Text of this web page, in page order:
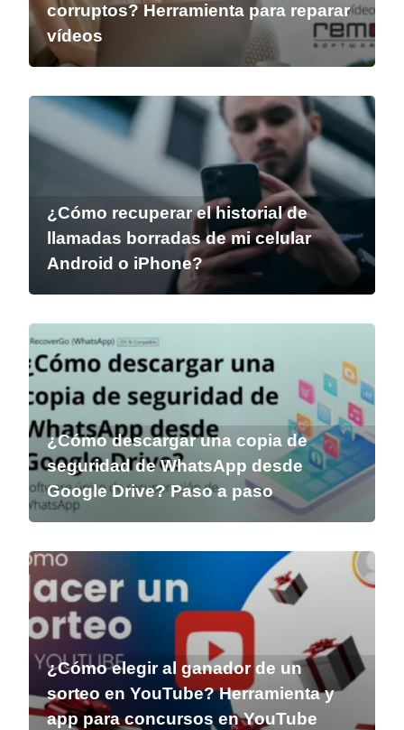
corruptos? Herramienta para reparar
vídeos
¿Cómo recuperar el historial de
llamadas borradas de mi celular
Android o iPhone?
¿Cómo descargar una copia de
seguridad de WhatsApp desde
Google Drive? Paso a paso
¿Cómo elegir al ganador de un
sorteo en YouTube? Herramienta y
app para concursos en YouTube